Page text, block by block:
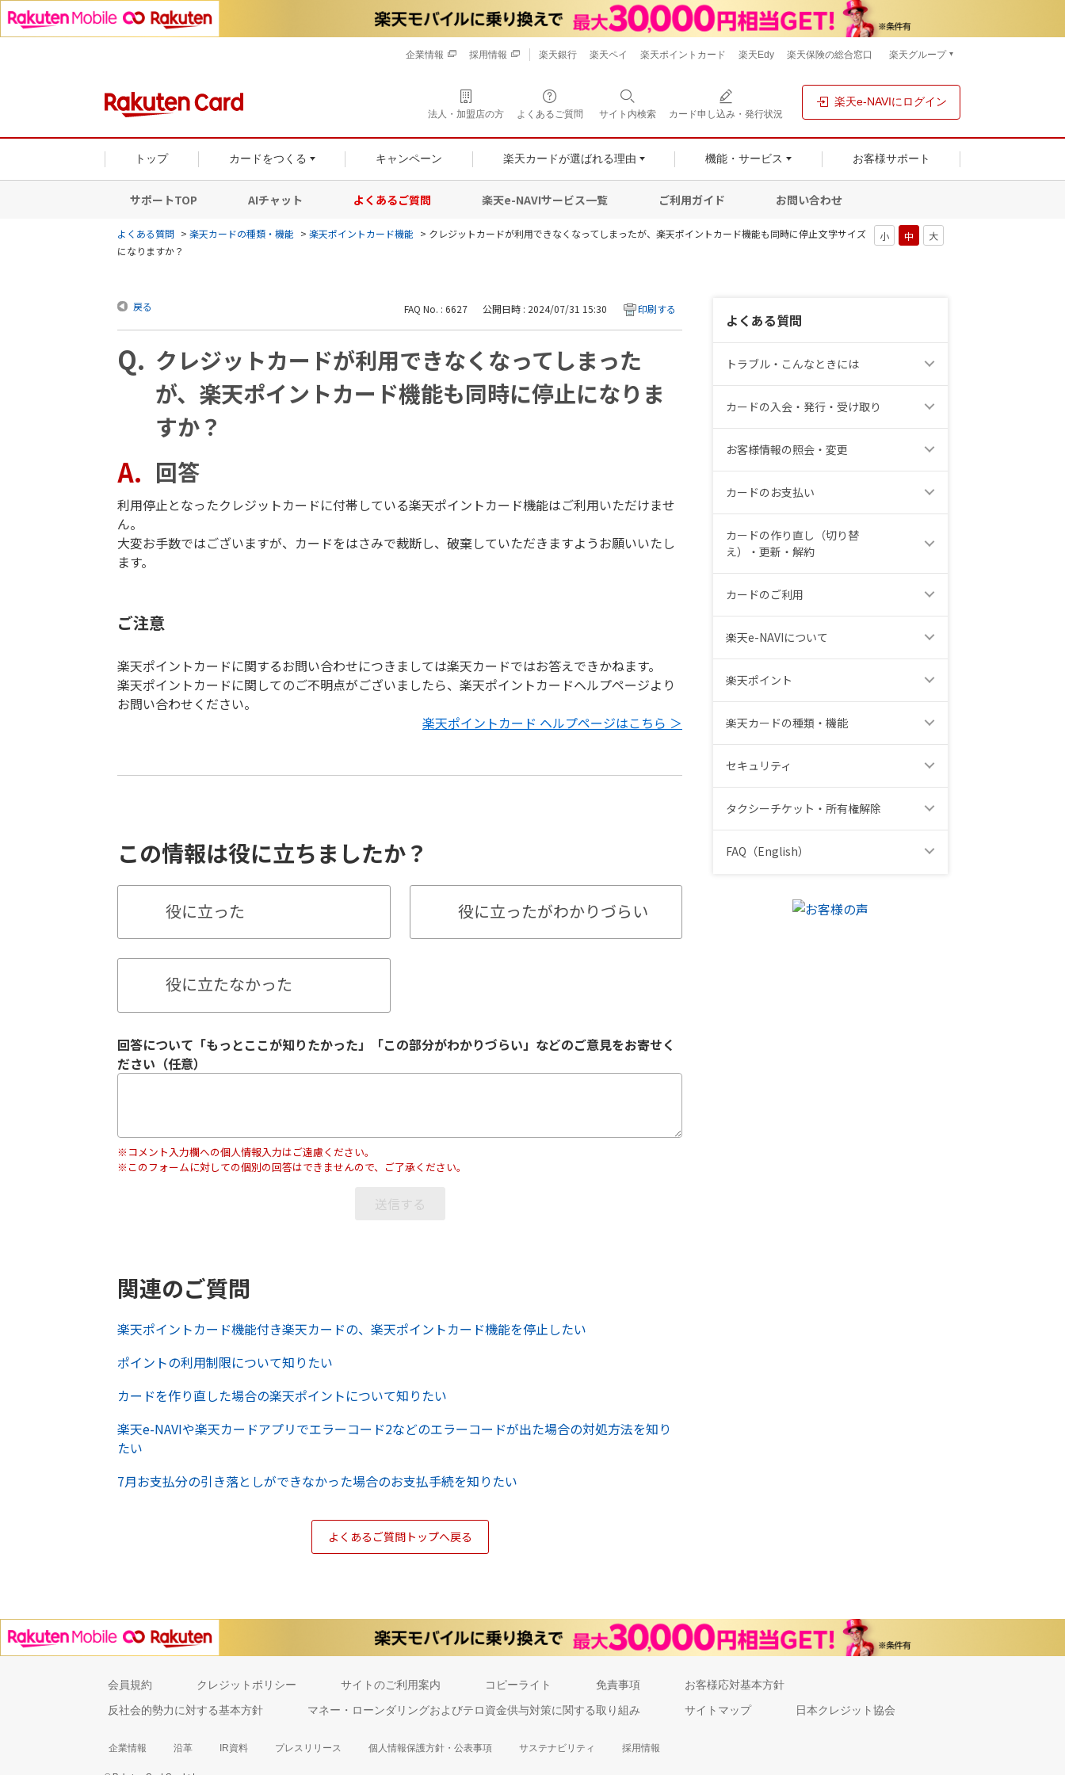
企業情報 採用情報 楽天銀行 楽天ペイ 楽天ポイントカード 楽天Edy 楽天保険の総合窓口 楽天グループ
法人・加盟店の方 よくあるご質問 サイト内検索 カード申し込み・発行状況
楽天e-NAVIにログイン
トップ カードをつくる キャンペーン 楽天カードが選ばれる理由 機能・サービス お客様サポート
サポートTOP AIチャット よくあるご質問 楽天e-NAVIサービス一覧 ご利用ガイド お問い合わせ
文字サイズ
よくある質問 > 楽天カードの種類・機能 > 楽天ポイントカード機能 > クレジットカードが利用できなくなってしまったが、楽天ポイントカード機能も同時に停止
になりますか？
よくある質問
トラブル・こんなときには
カードの入会・発行・受け取り
お客様情報の照会・変更
カードのお支払い
カードの作り直し（切り替
え）・更新・解約
カードのご利用
楽天e-NAVIについて
楽天ポイント
楽天カードの種類・機能
セキュリティ
タクシーチケット・所有権解除
FAQ（English）
戻る FAQ No. : 6627 公開日時 : 2024/07/31 15:30 印刷する
クレジットカードが利用できなくなってしまった
が、楽天ポイントカード機能も同時に停止になりま
すか？
回答
利用停止となったクレジットカードに付帯している楽天ポイントカード機能はご利用いただけませ
ん。
大変お手数ではございますが、カードをはさみで裁断し、破棄していただきますようお願いいたし
ます。
ご注意
楽天ポイントカードに関するお問い合わせにつきましては楽天カードではお答えできかねます。
楽天ポイントカードに関してのご不明点がございましたら、楽天ポイントカードヘルプページより
お問い合わせください。
楽天ポイントカード ヘルプページはこちら ＞
この情報は役に立ちましたか？
役に立った 役に立ったがわかりづらい
役に立たなかった
回答について「もっとここが知りたかった」「この部分がわかりづらい」などのご意見をお寄せく
ださい（任意）
※コメント入力欄への個人情報入力はご遠慮ください。
※このフォームに対しての個別の回答はできませんので、ご了承ください。
関連のご質問
楽天ポイントカード機能付き楽天カードの、楽天ポイントカード機能を停止したい
ポイントの利用制限について知りたい
カードを作り直した場合の楽天ポイントについて知りたい
楽天e-NAVIや楽天カードアプリでエラーコード2などのエラーコードが出た場合の対処方法を知り
たい
7月お支払分の引き落としができなかった場合のお支払手続を知りたい
よくあるご質問トップへ戻る
会員規約 クレジットポリシー サイトのご利用案内 コピーライト 免責事項
お客様応対基本方針
反社会的勢力に対する基本方針
マネー・ローンダリングおよびテロ資金供与対策に関する取り組み サイトマップ 日本クレジット協会
企業情報 沿革 IR資料 プレスリリース 個人情報保護方針・公表事項 サステナビリティ 採用情報